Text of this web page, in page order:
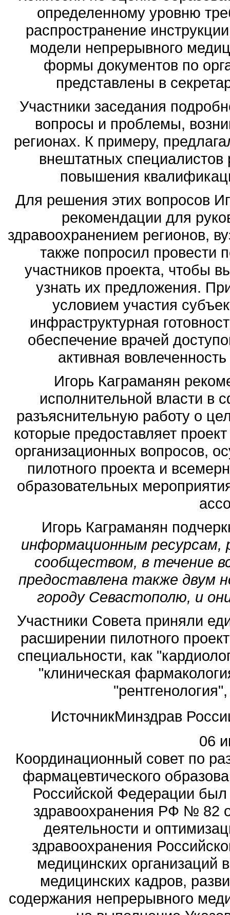
определенному уровню
распространение
модели непрерывного
формы документов по
представлены в
Участники заседания
вопросы и проблемы,
регионах. К примеру,
внештатных специалистов
повышения
Для решения этих вопросов
рекомендации для
здравоохранением регионов,
также попросил провести
участников проекта, чтобы
узнать их предложения.
условием участия
инфраструктурная
обеспечение врачей
активная
Игорь Каграманян
исполнительной власти в
разъяснительную работу о
которые предоставляет
организационных вопросов,
пилотного проекта и
образовательных
Игорь Каграманян
информационным ресурсам,
сообществом, в течение
предоставлена также двум
городу Севастополю, и
Участники Совета приняли
расширении пилотного
специальности, как
"клиническая
ИсточникМинздрав
06
Координационный совет по
фармацевтического
Российской Федерации
здравоохранения РФ № 82
деятельности и
здравоохранения
медицинских
медицинских кадров,
содержания непрерывного